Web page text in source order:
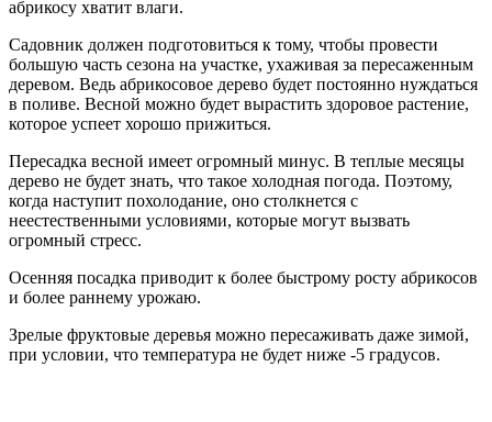
абрикосу хватит влаги.
Садовник должен подготовиться к тому, чтобы провести
большую часть сезона на участке, ухаживая за пересаженным
деревом. Ведь абрикосовое дерево будет постоянно нуждаться
в поливе. Весной можно будет вырастить здоровое растение,
которое успеет хорошо прижиться.
Пересадка весной имеет огромный минус. В теплые месяцы
дерево не будет знать, что такое холодная погода. Поэтому,
когда наступит похолодание, оно столкнется с
неестественными условиями, которые могут вызвать
огромный стресс.
Осенняя посадка приводит к более быстрому росту абрикосов
и более раннему урожаю.
Зрелые фруктовые деревья можно пересаживать даже зимой,
при условии, что температура не будет ниже -5 градусов.